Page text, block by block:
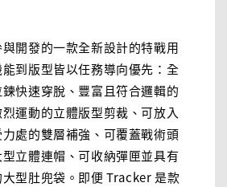
開發的一款全新設計的特戰用
到版型皆以任務導向優先：全
快速穿脫、豐富且符合邏輯的
運動的立體版型剪裁、可放入
處的雙層補強、可覆蓋戰術頭
立體連帽、可收納彈匣並具有
型肚兜袋。即便 Tracker 是款